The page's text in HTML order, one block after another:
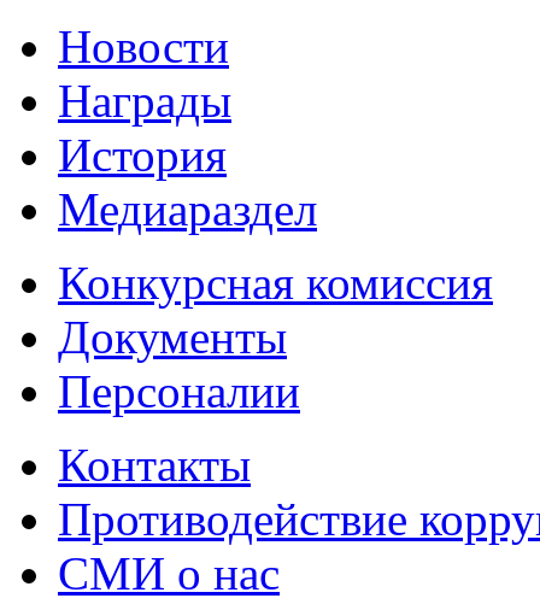
Новости
Награды
История
Медиараздел
Конкурсная комиссия
Документы
Персоналии
Контакты
Противодействие
СМИ о нас